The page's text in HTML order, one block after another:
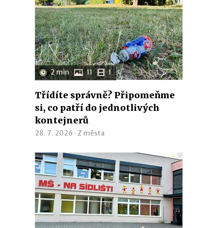
2 min 11 1
Třídíte správně? Připomeňme
si, co patří do jednotlivých
kontejnerů
28. 7. 2026 · Z města